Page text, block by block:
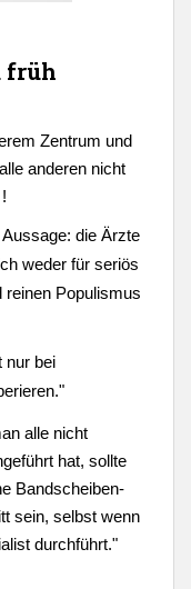
früh
Zentrum und
anderen nicht
die Ärzte
weder für seriös
reinen Populismus
nur bei
alle nicht
hat, sollte
Bandscheiben-
sein, selbst wenn
durchführt."